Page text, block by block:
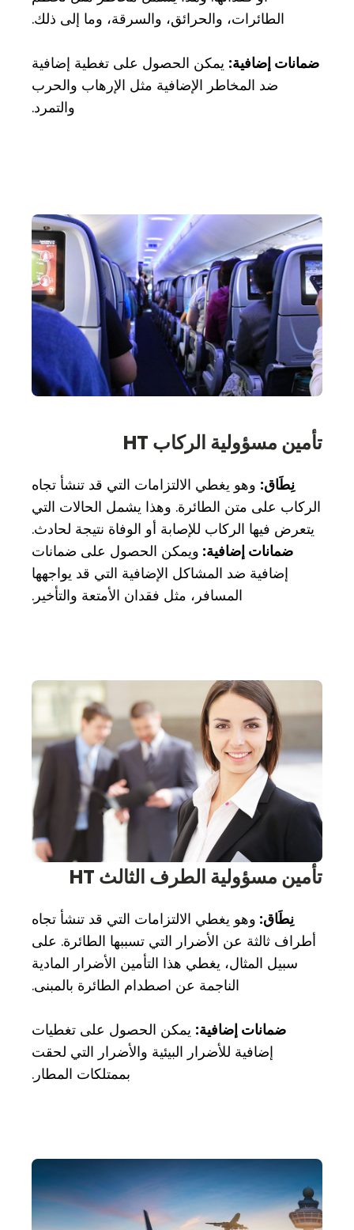
الطائرات، والحرائق، والسرقة، وما إلى ذلك.
ضمانات إضافية: يمكن الحصول على تغطية إضافية
ضد المخاطر الإضافية مثل الإرهاب والحرب
والتمرد.
تأمين مسؤولية الركاب HT
نِطَاق: وهو يغطي الالتزامات التي قد تنشأ تجاه
الركاب على متن الطائرة. وهذا يشمل الحالات التي
يتعرض فيها الركاب للإصابة أو الوفاة نتيجة لحادث.
ضمانات إضافية: ويمكن الحصول على ضمانات
إضافية ضد المشاكل الإضافية التي قد يواجهها
المسافر، مثل فقدان الأمتعة والتأخير.
تأمين مسؤولية الطرف الثالث HT
نِطَاق: وهو يغطي الالتزامات التي قد تنشأ تجاه
أطراف ثالثة عن الأضرار التي تسببها الطائرة. على
سبيل المثال، يغطي هذا التأمين الأضرار المادية
الناجمة عن اصطدام الطائرة بالمبنى.
ضمانات إضافية: يمكن الحصول على تغطيات
إضافية للأضرار البيئية والأضرار التي لحقت
بممتلكات المطار.